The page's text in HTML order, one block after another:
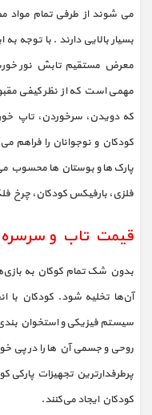
می شوند از طرفی تمام مواد
بسیار بالایی دارند . با توجه
معرض مستقیم تابش نور
مهمی است که از نظر کیفی
که دویدن، سرخوردن، تاپ
کودکان و نوجوانان را فراهم
پارک ها و بوستان ها محسوب
فلزی، بارفیکس کودکان، چرخ
قیمت تاب و سرسره
بدون شک تمام کوکان به
آن‌ها تخلیه شود. کودکان با
سیستم فیزیکی و استخوان
روحی و جسمی آن ها را در پی
پرطرفدارترین تجهیزات پارکی
کودکان ایجاد می‌کنند.